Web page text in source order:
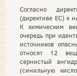
Согласно
(директиве ЕС) к
К химическим
очередь при
источников
относят 12
сернистый
(синильную